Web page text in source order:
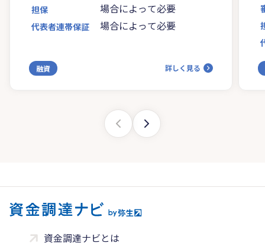
担保 場合によって必要
代表者連帯保証 場合によって必要
融資 詳しく見る
資金調達ナビとは